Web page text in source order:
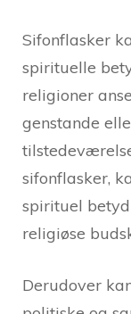
Sifonflasker
spirituelle
religioner
genstande
sifonflasker,
spirituel
religiøse
Derudover